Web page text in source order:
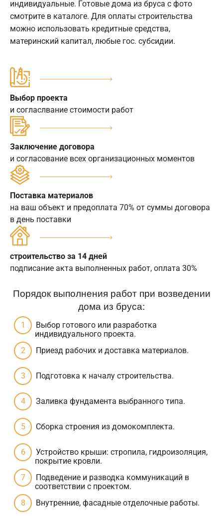
индивидуальные. Готовые дома из бруса с фото
смотрите в каталоге. Для оплаты строительства
можно использовать кредитные средства,
материнский капитал, любые гос. субсидии.
Выбор проекта
и согласлвание стоимости работ
Заключение договора
и согласование всех организационных моментов
Поставка материалов
на ваш объект и предоплата 70% от суммы договора
в день поставки
строительство за 14 дней
подписание акта выполненных работ, оплата 30%
Порядок выполнения работ при возведении
дома из бруса:
Выбор готового или разработка
индивидуального проекта.
Приезд рабочих и доставка материалов.
Подготовка к началу строительства.
Заливка фундамента выбранного типа.
Сборка строения из домокомплекта.
Устройство крыши: стропила, гидроизоляция,
покрытие кровли.
Подведение и разводка коммуникаций в
соответствии с проектом.
Внутренние, фасадные отделочные работы.